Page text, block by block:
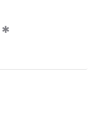
*